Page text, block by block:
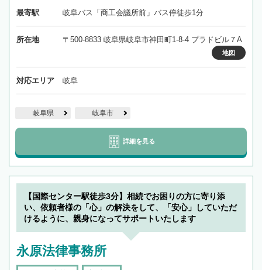
最寄駅 岐阜バス「商工会議所前」バス停徒歩1分
所在地 〒500-8833 岐阜県岐阜市神田町1-8-4 プラドビル７A
地図
対応エリア 岐阜
岐阜県 岐阜市
詳細を見る
【国際センター駅徒歩3分】相続でお困りの方に寄り添
い、依頼者様の「心」の解決をして、「安心」していただ
けるように、親身になってサポートいたします
永原法律事務所